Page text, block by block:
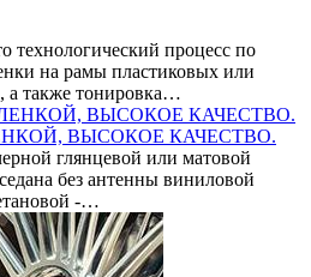
технологический процесс по
на рамы пластиковых или
а также тонировка…
ВЫСОКОЕ КАЧЕСТВО.
глянцевой или матовой
без антенны виниловой
-…